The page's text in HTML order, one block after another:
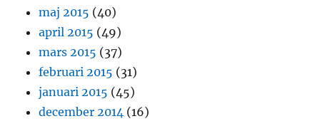
maj 2015 (40)
april 2015 (49)
mars 2015 (37)
februari 2015 (31)
januari 2015 (45)
december 2014 (16)